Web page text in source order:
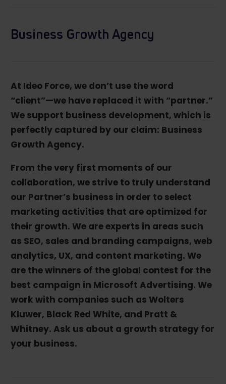
Business Growth Agency
At Ideo Force, we don’t use the word
“client”—we have replaced it with “partner.”
We support business development, which is
perfectly captured by our claim: Business
Growth Agency.
From the very first moments of our
collaboration, we strive to truly understand
our Partner’s business in order to select
marketing activities that are optimized for
their growth. We are experts in areas such
as SEO, sales and branding campaigns, web
analytics, UX, and content marketing. We
are the winners of the global contest for the
best campaign in Microsoft Advertising. We
work with companies such as Wolters
Kluwer, Black Red White, and Pratt &
Whitney. Ask us about a growth strategy for
your business.